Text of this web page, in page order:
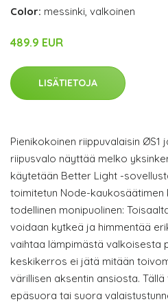
Color: messinki, valkoinen
489.9 EUR
LISÄTIETOJA
Pienikokoinen riippuvalaisin ØS1
riipusvalo näyttää melko
käytetään Better Light -
toimitetun Node-kaukosäätimen
todellinen monipuolinen:
voidaan kytkeä ja himmentää
vaihtaa lämpimästä valkoisesta
keskikerros ei jätä mitään
värillisen aksentin ansiosta.
epäsuora tai suora